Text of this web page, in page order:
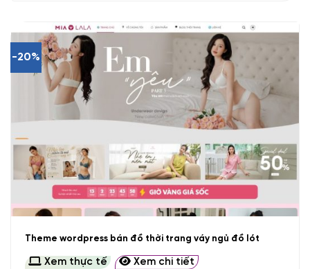
-20%
Theme wordpress bán đồ thời trang váy ngủ đồ lót
Xem thực tế Xem chi tiết